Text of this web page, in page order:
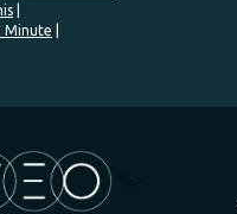
Minute